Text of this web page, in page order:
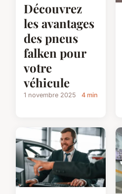
Découvrez
les avantages
des pneus
falken pour
votre
véhicule
1 novembre 2025 4 min